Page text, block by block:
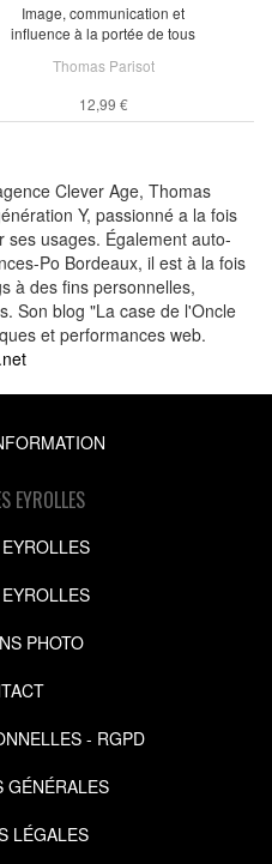
Image, communication et
influence à la portée de tous
Thomas Parisot
12,99 €
Clever Age, Thomas
Y, passionné a la fois
usages. Également auto-
Po Bordeaux, il est à la fois
à des fins personnelles,
Son blog "La case de l'Oncle
et performances web.
EYROLLES
PHOTO
- RGPD
GÉNÉRALES
LÉGALES